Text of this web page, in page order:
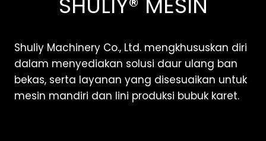
Shuliy Machinery Co., Ltd. mengkhususkan diri
dalam menyediakan solusi daur ulang ban
bekas, serta layanan yang disesuaikan untuk
mesin mandiri dan lini produksi bubuk karet.